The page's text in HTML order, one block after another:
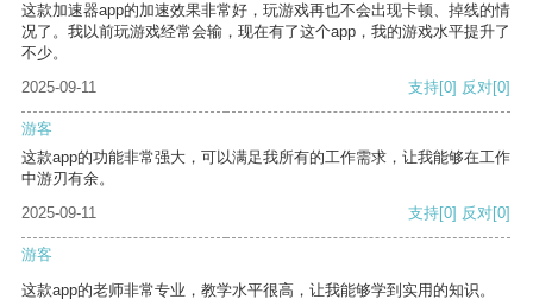
这款加速器app的加速效果非常好，玩游戏再也不会出现卡顿、掉线的情
况了。我以前玩游戏经常会输，现在有了这个app，我的游戏水平提升了
不少。
2025-09-11
支持[0] 反对[0]
游客
这款app的功能非常强大，可以满足我所有的工作需求，让我能够在工作
中游刃有余。
2025-09-11
支持[0] 反对[0]
游客
这款app的老师非常专业，教学水平很高，让我能够学到实用的知识。